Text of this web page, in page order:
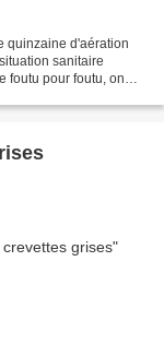
quinzaine d'aération
sanitaire
foutu pour foutu, on